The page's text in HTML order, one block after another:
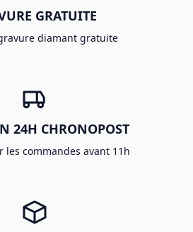
GRATUITE
diamant gratuite
24H CHRONOPOST
les commandes avant 11h